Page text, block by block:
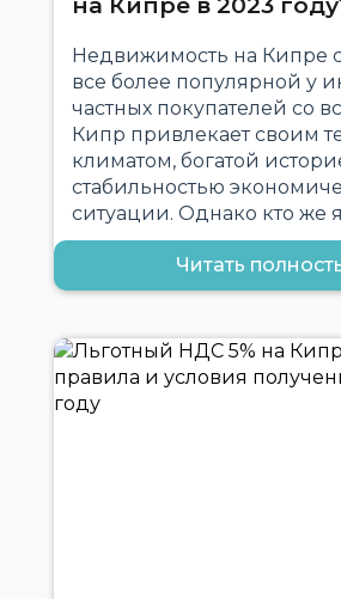
Недвижимость на Кипре
все более популярной у
частных покупателей со
Кипр привлекает своим
климатом, богатой
стабильностью
ситуации. Однако кто же
Читать